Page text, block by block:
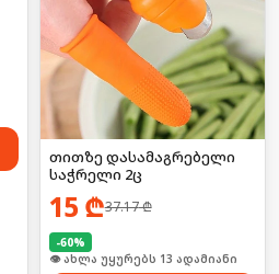
თითზე დასამაგრებელი
საჭრელი 2ც
15 ₾37.17₾
-60%
🛒 ბოლო 24სთ-ში იყიდა 17-მა